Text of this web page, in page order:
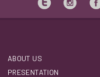
ABOUT US
PRESENTATION